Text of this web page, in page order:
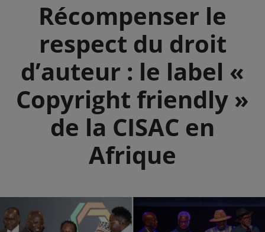
Récompenser le
respect du droit
d’auteur : le label «
Copyright friendly »
de la CISAC en
Afrique